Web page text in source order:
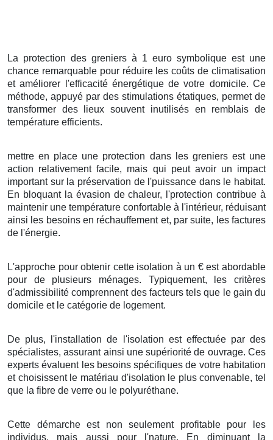
La protection des greniers à 1 euro symbolique est une
chance remarquablepour réduirelescoûts declimatisation
etaméliorer l'efficacité énergétiquede votre domicile. Ce
méthode, appuyé par des stimulations étatiques, permet de
transformer des lieux souvent inutilisésen remblais de
température efficients.
mettre en place une protection dans les greniersest une
action relativementfacile, mais qui peut avoir un impact
importantsur la préservation de l'puissance dans le habitat.
En bloquantla évasion dechaleur, l'protection contribue à
maintenir une température confortable à l'intérieur, réduisant
ainsi les besoinsen réchauffementet, parsuite, lesfactures
de l'énergie.
L'approche pourobtenir cette isolation à un €estabordable
pour de plusieurs ménages. Typiquement, lescritères
d'admissibilité comprennent des facteurstels que le gain du
domicile et le catégorie de logement.
De plus, l'installation de l'isolation est effectuéepar des
spécialistes, assurant ainsi unesupériorité de ouvrage. Ces
experts évaluent les besoinsspécifiques de votre habitation
et choisissentle matériau d'isolation le plusconvenable, tel
que la fibre de verre ou le polyuréthane.
Cette démarcheest non seulement profitablepour les
individus, mais aussi pour l'nature. En diminuantla